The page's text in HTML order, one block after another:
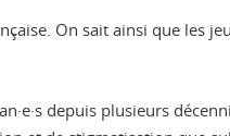
On sait ainsi que les
depuis plusieurs